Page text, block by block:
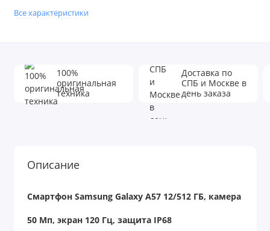
Все характеристики
100%
оригинальная
техника
Доставка по
СПБ и Москве в
день заказа
Описание
Смартфон Samsung Galaxy A57 12/512 ГБ, камера
50 Мп, экран 120 Гц, защита IP68